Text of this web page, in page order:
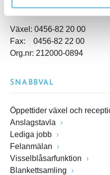
www.bromolla.se
Växel: 0456-82 20 00
Fax: 0456-82 22 00
Org.nr: 212000-0894
SNABBVAL
Öppettider växel och
Anslagstavla
Lediga jobb
Felanmälan
Visselblåsarfunktion
Blankettsamling